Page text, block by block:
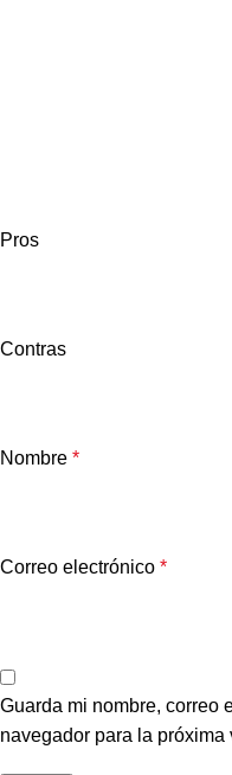
Pros
Contras
Nombre *
Correo electrónico *
Guarda mi nombre, correo
navegador para la próxima